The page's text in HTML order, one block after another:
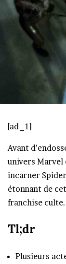
[ad_1]
Avant
univers Marvel
incarner
étonnant de
franchise culte.
Tl;dr
Plusieurs